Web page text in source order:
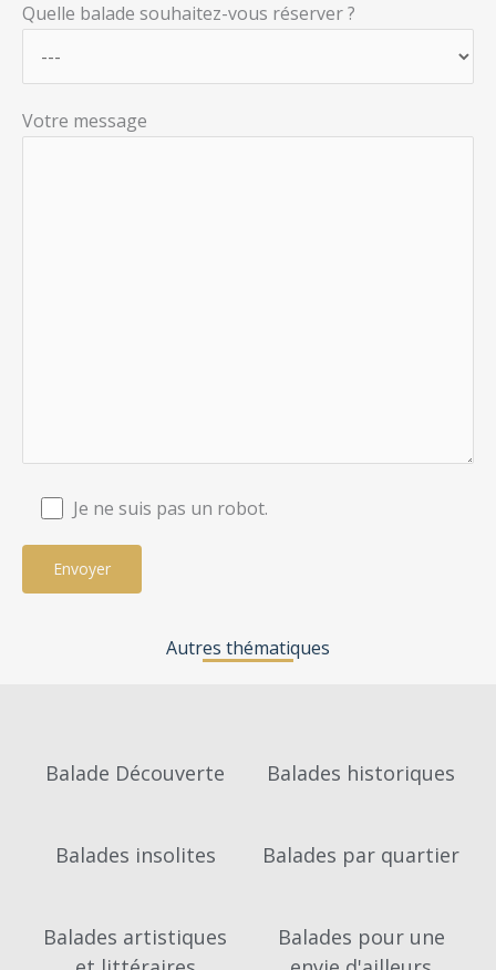
Quelle balade souhaitez-vous réserver ?
Votre message
Je ne suis pas un robot.
Autres thématiques
Balade Découverte Balades historiques
Balades insolites Balades par quartier
Balades artistiques
Balades pour une